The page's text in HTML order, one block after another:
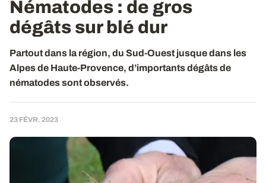
Nématodes : de gros
dégâts sur blé dur
Partout dans la région, du Sud-Ouest jusque dans les
Alpes de Haute-Provence, d’importants dégâts de
nématodes sont observés.
23 FÉVR. 2023